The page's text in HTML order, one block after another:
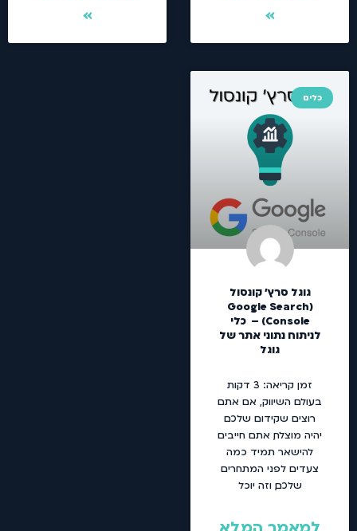
»
»
כלים
גוגל סרץ' קונסול
(Google Search
Console) – כלי
לניתוח נתוני אתר של
גוגל
זמן קריאה: 3 דקות
בעולם השיווק, אם אתם
רוצים שקידום שלכם
יהיה מוצלח, אתם חייבים
להישאר תמיד כמה
צעדים לפני המתחרים
שלכם, וזה יוכל
למאמר המלא